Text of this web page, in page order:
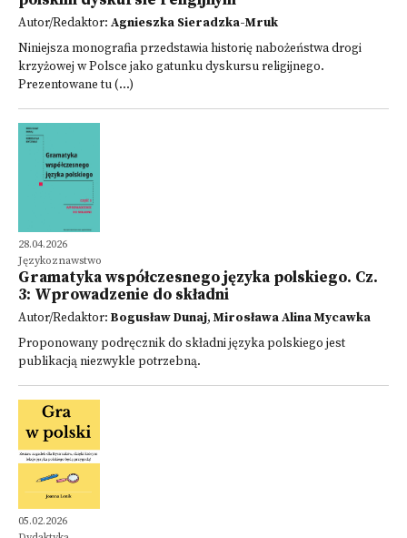
Autor/Redaktor: Agnieszka Sieradzka-Mruk
Niniejsza monografia przedstawia historię nabożeństwa drogi
krzyżowej w Polsce jako gatunku dyskursu religijnego.
Prezentowane tu (...)
28.04.2026
Językoznawstwo
Gramatyka współczesnego języka polskiego. Cz.
3: Wprowadzenie do składni
Autor/Redaktor: Bogusław Dunaj,Mirosława Alina Mycawka
Proponowany podręcznik do składni języka polskiego jest
publikacją niezwykle potrzebną.
05.02.2026